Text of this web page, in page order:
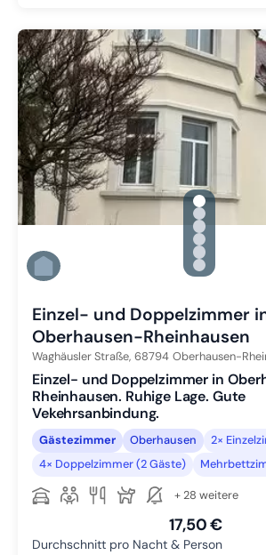
Zu Slide 1
Zu Slide 2
Zu Slide 3
Zu Slide 4
Zu Slide 5
Zu Slide 6
Einzel- und Doppelzimmer
Oberhausen-Rheinhausen
Waghäusler Straße, 68794 Oberhausen-
Einzel- und Doppelzimmer in
Rheinhausen. Ruhige Lage. Gute
Vekehrsanbindung.
Gästezimmer Oberhausen
2×
4× Doppelzimmer (2 Gäste)
+ 28 weitere
17,50 €
Durchschnitt pro Nacht & Person